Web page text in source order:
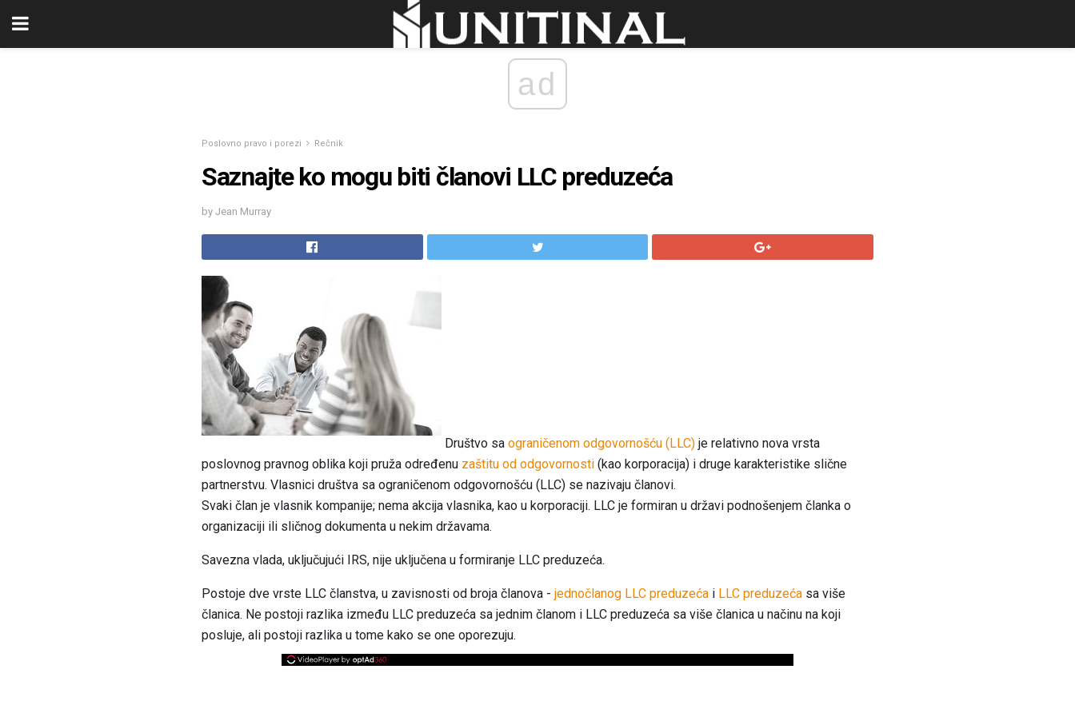
ad
Poslovno pravo i porezi Rečnik
Saznajte ko mogu biti članovi LLC preduzeća
by Jean Murray
Društvo sa ograničenom odgovornošću (LLC) je relativno nova vrsta
poslovnog pravnog oblika koji pruža određenu zaštitu od odgovornosti (kao korporacija) i druge karakteristike slične
partnerstvu. Vlasnici društva sa ograničenom odgovornošću (LLC) se nazivaju članovi.
Svaki član je vlasnik kompanije; nema akcija vlasnika, kao u korporaciji. LLC je formiran u državi podnošenjem članka o
organizaciji ili sličnog dokumenta u nekim državama.
Savezna vlada, uključujući IRS, nije uključena u formiranje LLC preduzeća.
Postoje dve vrste LLC članstva, u zavisnosti od broja članova - jednočlanog LLC preduzeća i LLC preduzeća sa više
članica. Ne postoji razlika između LLC preduzeća sa jednim članom i LLC preduzeća sa više članica u načinu na koji
posluje, ali postoji razlika u tome kako se one oporezuju.